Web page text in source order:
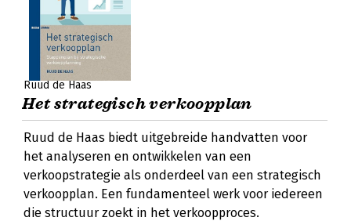
Ruud de Haas
Het strategisch verkoopplan
Ruud de Haas biedt uitgebreide handvatten voor
het analyseren en ontwikkelen van een
verkoopstrategie als onderdeel van een strategisch
verkoopplan. Een fundamenteel werk voor iedereen
die structuur zoekt in het verkoopproces.